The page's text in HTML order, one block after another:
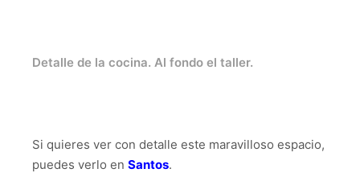
Detalle de la cocina. Al fondo el taller.
Si quieres ver con detalle este maravilloso espacio,
puedes verlo en Santos.